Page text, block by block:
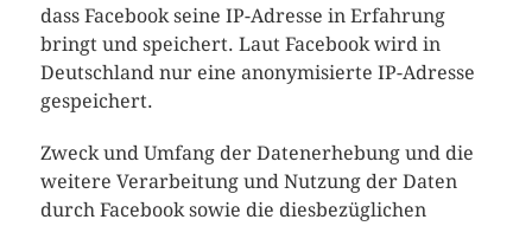
dass Facebook seine IP-Adresse in Erfahrung
bringt und speichert. Laut Facebook wird in
Deutschland nur eine anonymisierte IP-Adresse
gespeichert.
Zweck und Umfang der Datenerhebung und die
weitere Verarbeitung und Nutzung der Daten
durch Facebook sowie die diesbezüglichen